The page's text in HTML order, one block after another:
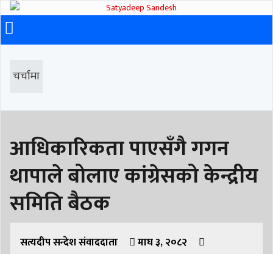
चर्चामा
आधिकारिकता पाएसँगै गगन
थापाले बोलाए कांग्रेसको केन्द्रीय
समिति बैठक
सत्यदीप सन्देश संवाददाता
माघ ३, २०८२